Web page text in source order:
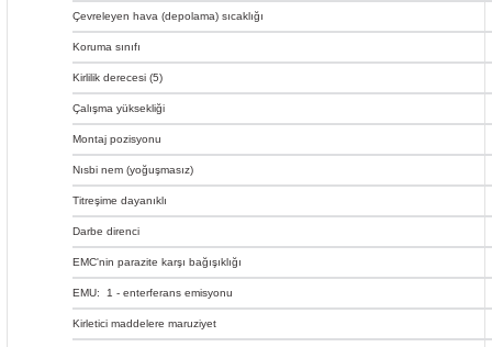
Çevreleyen hava (depolama) sıcaklığı
Koruma sınıfı
Kirlilik derecesi (5)
Çalışma yüksekliği
Montaj pozisyonu
Nısbi nem (yoğuşmasız)
Titreşime dayanıklı
Darbe direnci
EMC'nin parazite karşı bağışıklığı
EMU: 1 - enterferans emisyonu
Kirletici maddelere maruziyet